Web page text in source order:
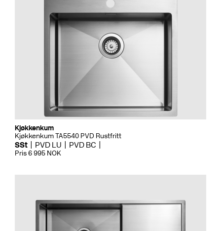
Kjøkkenkum
Kjøkkenkum TA5540 PVD Rustfritt
SSt PVD LU PVD BC
Pris 6 995 NOK